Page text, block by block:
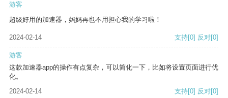
游客
超级好用的加速器，妈妈再也不用担心我的学习啦！
2024-02-14 支持[0] 反对[0]
游客
这款加速器app的操作有点复杂，可以简化一下，比如将设置页面进行优
化。
2024-02-14
支持[0] 反对[0]